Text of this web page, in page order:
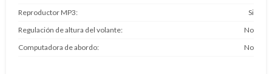
Reproductor MP3
Si
Regulación de altura del volante
No
Computadora de abordo
No